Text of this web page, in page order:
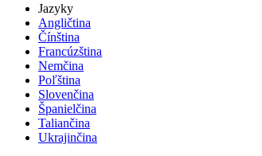
Jazyky
Angličtina
Čínština
Francúzština
Nemčina
Poľština
Slovenčina
Španielčina
Taliančina
Ukrajinčina